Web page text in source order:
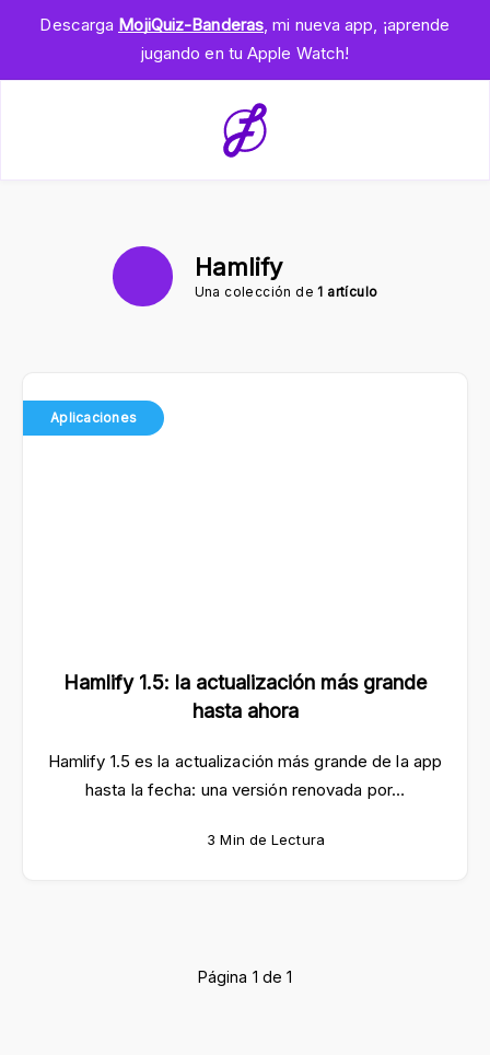
Descarga MojiQuiz-Banderas, mi nueva app, ¡aprende
jugando en tu Apple Watch!
Hamlify
Una colección de1 artículo
Aplicaciones
Hamlify 1.5: la actualización más grande
hasta ahora
Hamlify 1.5 es la actualización más grande de la app
hasta la fecha: una versión renovada por…
3 Min de Lectura
Página 1 de 1